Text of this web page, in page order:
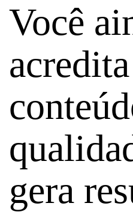
Você
gera